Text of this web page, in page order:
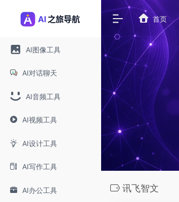
AI图像工具
AI对话聊天
AI音频工具
AI视频工具
AI设计工具
AI写作工具
AI办公工具
首页
讯飞智文